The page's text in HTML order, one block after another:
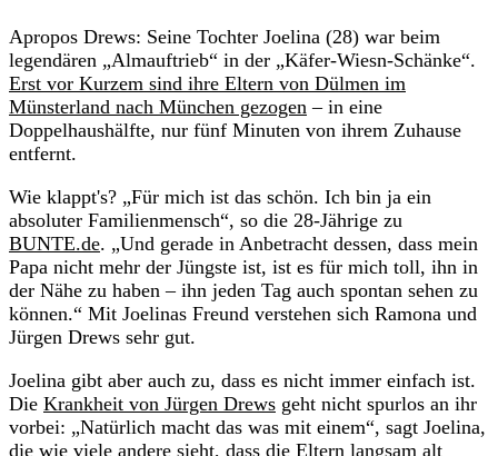
Apropos Drews: Seine Tochter Joelina (28) war beim
legendären „Almauftrieb“ in der „Käfer-Wiesn-Schänke“.
Erst vor Kurzem sind ihre Eltern von Dülmen im
Münsterland nach München gezogen – in eine
Doppelhaushälfte, nur fünf Minuten von ihrem Zuhause
entfernt.
Wie klappt's? „Für mich ist das schön. Ich bin ja ein
absoluter Familienmensch“, so die 28-Jährige zu
BUNTE.de. „Und gerade in Anbetracht dessen, dass mein
Papa nicht mehr der Jüngste ist, ist es für mich toll, ihn in
der Nähe zu haben – ihn jeden Tag auch spontan sehen zu
können.“ Mit Joelinas Freund verstehen sich Ramona und
Jürgen Drews sehr gut.
Joelina gibt aber auch zu, dass es nicht immer einfach ist.
Die Krankheit von Jürgen Drews geht nicht spurlos an ihr
vorbei: „Natürlich macht das was mit einem“, sagt Joelina,
die wie viele andere sieht, dass die Eltern langsam alt